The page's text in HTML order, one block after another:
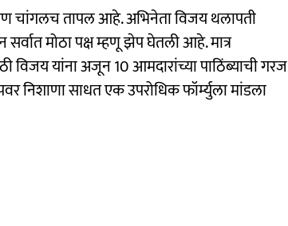
चांगलच तापल आहे. अभिनेता विजय थलापती
मोठा पक्ष म्हणू झेप घेतली आहे. मात्र
यांना अजून 10 आमदारांच्या पाठिंब्याची गरज
निशाणा साधत एक उपरोधिक फॉर्म्युला मांडला